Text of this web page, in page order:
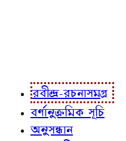
রবীন্দ্র-রচনাসমগ্র
বর্ণানুক্রমিক সূচি
অনুসন্ধান